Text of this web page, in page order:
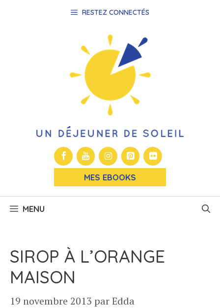
RESTEZ CONNECTÉS
MES EBOOKS
MENU
SIROP À L’ORANGE
MAISON
19 novembre 2013 parEdda